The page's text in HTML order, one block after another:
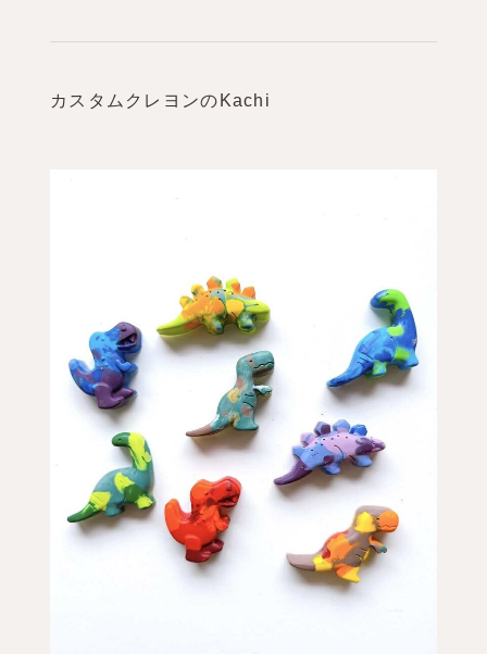
カスタムクレヨンのKachi